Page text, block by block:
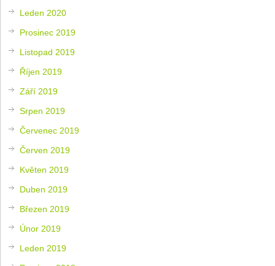
Leden 2020
Prosinec 2019
Listopad 2019
Říjen 2019
Září 2019
Srpen 2019
Červenec 2019
Červen 2019
Květen 2019
Duben 2019
Březen 2019
Únor 2019
Leden 2019